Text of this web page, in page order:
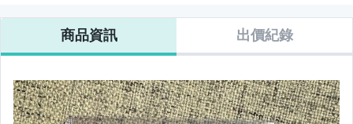
商品資訊 出價紀錄